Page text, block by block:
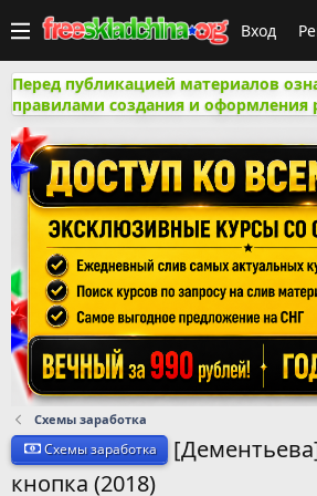
Вход
Перед публикацией материалов
правилами создания и оформления
Схемы заработка
Схемы заработка
кнопка (2018)